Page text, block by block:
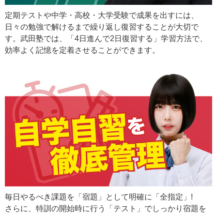
定期テストや中学・高校・大学受験で成果を出すには、
日々の勉強で解けるまで繰り返し復習することが大切で
す。武田塾では、「4日進んで2日復習する」学習方法で、
効率よく記憶を定着させることができます。
毎日やるべき課題を「宿題」として明確に「全指定」!
さらに、特訓の開始時に行う「テスト」でしっかり宿題を